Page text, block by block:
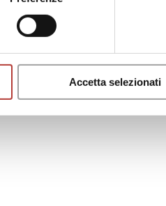
Accetta selezionati